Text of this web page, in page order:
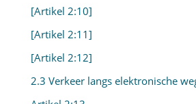
[Artikel 2:10]
[Artikel 2:11]
[Artikel 2:12]
2.3 Verkeer langs elektronische